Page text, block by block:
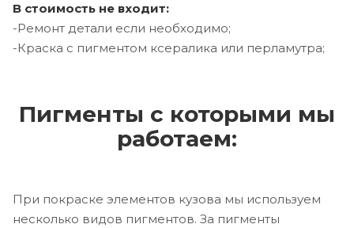
В стоимость не входит:
-Ремонт детали если необходимо;
-Краска с пигментом ксералика или перламутра;
Пигменты с которыми мы
работаем:
При покраске элементов кузова мы используем
несколько видов пигментов. За пигменты